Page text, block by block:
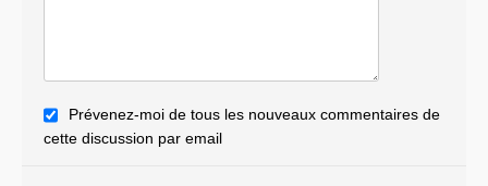
Prévenez-moi de tous les nouveaux commentaires de
cette discussion par email